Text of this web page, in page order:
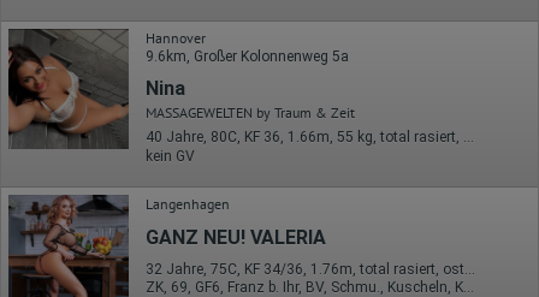
Gerät (PC, Tablet-PC oder Smartphone)
Browser und alle verwendeten Add-ons
Auflösung des Computers
Besucherquelle (Facebook, Suchmaschine oder
verweisende Webseite)
Welche Dateien wurden heruntergeladen?
Welche Videos angeschaut?
Wurden Werbebanner angeklickt?
Wohin ging der Besucher? Klickte er auf weitere Seiten des
Portals oder hat er sie komplett verlassen?
Wie lange blieb der Besucher?
Ort der Verarbeitung:
Europäische Union & USA
Hannover
9.6km, Großer Kolonnenweg 5a
Nina
MASSAGEWELTEN by Traum & Zeit
40 Jahre, 80C, KF 36, 1.66m, 55 kg, total rasiert, osteuropäisch
kein GV
Langenhagen
GANZ NEU! VALERIA
ZK, 69, GF6, Franz b. Ihr, BV, Schmu., Kuscheln, Körperküs.